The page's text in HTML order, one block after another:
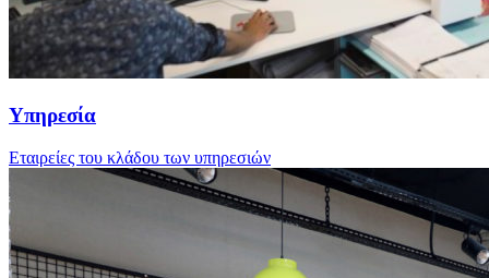
Υπηρεσία
Εταιρείες του κλάδου των υπηρεσιών